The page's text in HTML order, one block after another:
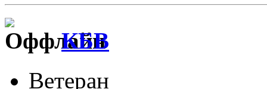
КБВ
Ветеран